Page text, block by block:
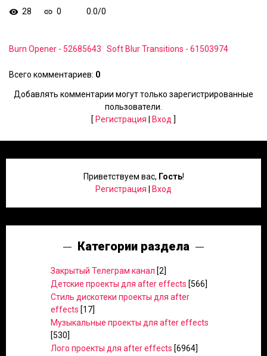
28 0 0.0/0
Burn Opener - 52685643 Soft Blur Transitions - 61503974
Всего комментариев: 0
Добавлять комментарии могут только зарегистрированные
пользователи.
[ Регистрация Вход ]
Приветствуем вас, Гость!
Регистрация
Вход
Категории раздела
Закрытый Телеграм канал [2]
Детские проекты для after effects [566]
Стиль дискотеки проекты для after
effects [17]
Музыкальные проекты для after effects
[530]
Лого проекты для after effects [6964]